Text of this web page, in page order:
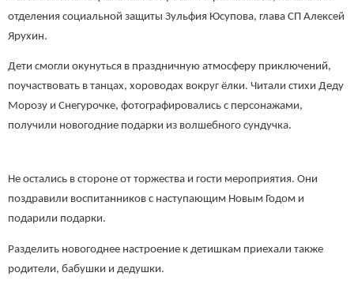
отделения социальной защиты Зульфия Юсупова, глава СП Алексей
Ярухин.
Дети смогли окунуться в праздничную атмосферу приключений,
поучаствовать в танцах, хороводах вокруг ёлки. Читали стихи Деду
Морозу и Снегурочке, фотографировались с персонажами,
получили новогодние подарки из волшебного сундучка.
Не остались в стороне от торжества и гости мероприятия. Они
поздравили воспитанников с наступающим Новым Годом и
подарили подарки.
Разделить новогоднее настроение к детишкам приехали также
родители, бабушки и дедушки.